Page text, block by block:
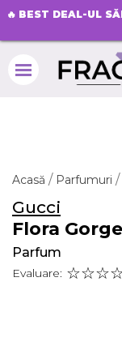
🔥 BEST DEAL-UL
Acasă Parfumuri
Gucci
Flora
Parfum
Evaluare: